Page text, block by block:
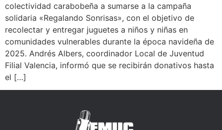
colectividad carabobeña a sumarse a la campaña
solidaria «Regalando Sonrisas», con el objetivo de
recolectar y entregar juguetes a niños y niñas en
comunidades vulnerables durante la época navideña de
2025. Andrés Albers, coordinador Local de Juventud
Filial Valencia, informó que se recibirán donativos hasta
el […]